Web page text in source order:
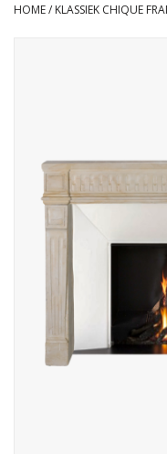
Kacheltjes
Decoratieve Outdoor
Objecten
Vloeren - Steen, Terra
& Marmer
HOME/ KLASSIEK CHIQUE